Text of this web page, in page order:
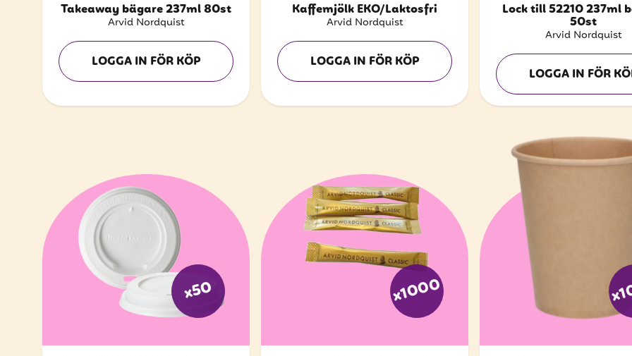
Takeaway bägare 237ml 80st
Arvid Nordquist
LOGGA IN FÖR KÖP
Kaffemjölk EKO/Laktosfri
Arvid Nordquist
LOGGA IN FÖR KÖP
Lock till 52210 237ml
50st
Arvid Nordquist
LOGGA IN FÖR
x50 x1000